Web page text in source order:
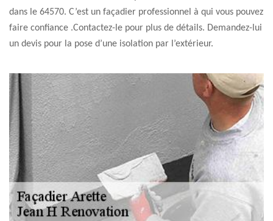
dans le 64570. C’est un façadier professionnel à qui vous pouvez
faire confiance .Contactez-le pour plus de détails. Demandez-lui
un devis pour la pose d’une isolation par l’extérieur.